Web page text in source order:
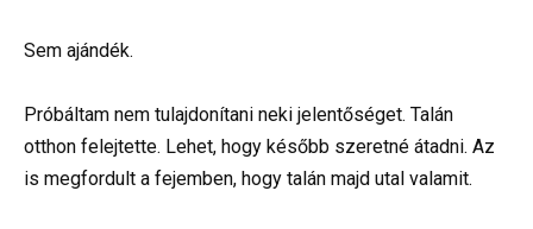
Sem ajándék.
Próbáltam nem tulajdonítani neki jelentőséget. Talán
otthon felejtette. Lehet, hogy később szeretné átadni. Az
is megfordult a fejemben, hogy talán majd utal valamit.